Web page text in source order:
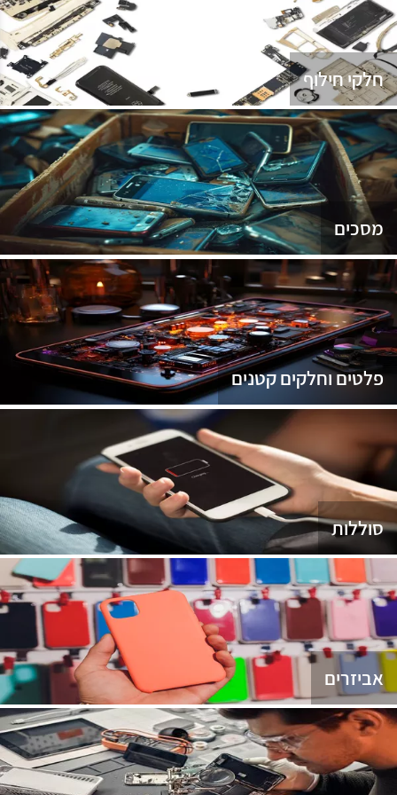
חלקי חילוף
מסכים
פלטים וחלקים קטנים
סוללות
אביזרים